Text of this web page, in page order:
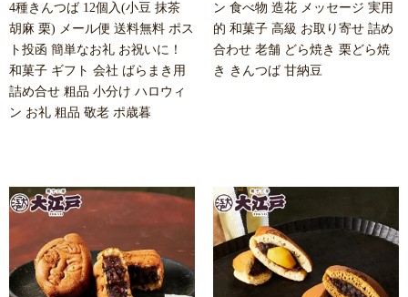
4種きんつば 12個入(小豆 抹茶
胡麻 栗) メール便 送料無料 ポス
ト投函 簡単なお礼 お祝いに！
和菓子 ギフト 会社 ばらまき用
詰め合せ 粗品 小分け ハロウィ
ン お礼 粗品 敬老 ポ歳暮
ン 食べ物 造花 メッセージ 実用
的 和菓子 高級 お取り寄せ 詰め
合わせ 老舗 どら焼き 栗どら焼
き きんつば 甘納豆